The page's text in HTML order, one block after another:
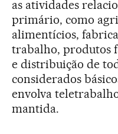
as atividades
primário, como
alimentícios,
trabalho, produtos
e distribuição de
considerados
envolva
mantida.